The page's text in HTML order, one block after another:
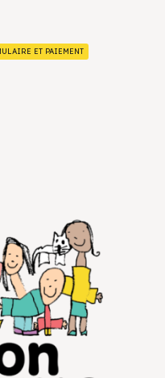
ET PAIEMENT